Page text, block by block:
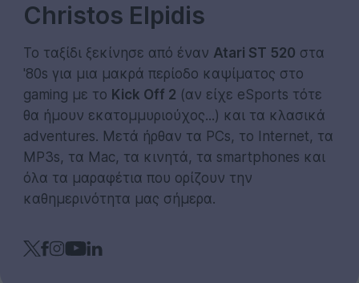
Christos Elpidis
Το ταξίδι ξεκίνησε από έναν Atari ST 520 στα
'80s για μια μακρά περίοδο καψίματος στο
gaming με το Kick Off 2 (αν είχε eSports τότε
θα ήμουν εκατομμυριούχος...) και τα κλασικά
adventures. Μετά ήρθαν τα PCs, το Internet, τα
MP3s, τα Mac, τα κινητά, τα smartphones και
όλα τα μαραφέτια που ορίζουν την
καθημερινότητα μας σήμερα.